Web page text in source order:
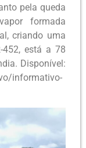
pela queda
formada
criando uma
452, está a 78
Disponível:
informativo-